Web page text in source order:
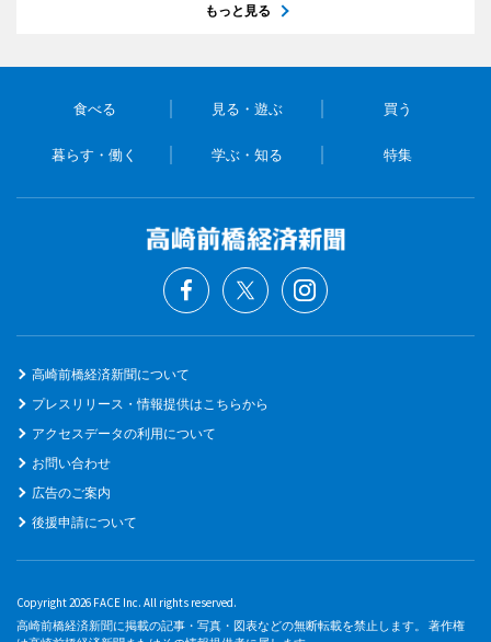
もっと見る
食べる 見る・遊ぶ 買う
暮らす・働く 学ぶ・知る 特集
高崎前橋経済新聞について
プレスリリース・情報提供はこちらから
アクセスデータの利用について
お問い合わせ
広告のご案内
後援申請について
Copyright 2026 FACE Inc. All rights reserved.
高崎前橋経済新聞に掲載の記事・写真・図表などの無断転載を禁止します。 著作権